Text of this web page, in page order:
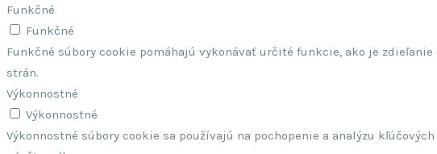
Funkčné
Funkčné
Funkčné súbory cookie pomáhajú vykonávať určité funkcie, ako je
strán.
Výkonnostné
Výkonnostné
Výkonnostné súbory cookie sa používajú na pochopenie a analýzu